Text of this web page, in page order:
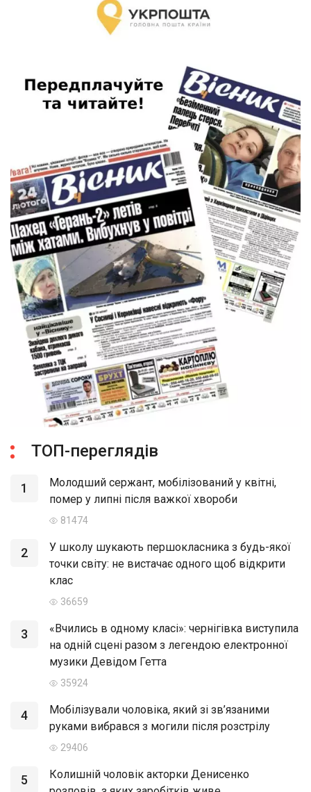
ТОП-переглядів
1
Молодший сержант, мобілізований у квітні,
помер у липні після важкої хвороби
81474
2
У школу шукають першокласника з будь-якої
точки світу: не вистачає одного щоб відкрити
клас
36659
3
«Вчились в одному класі»: чернігівка виступила
на одній сцені разом з легендою електронної
музики Девідом Гетта
35924
4
Мобілізували чоловіка, який зі зв’язаними
руками вибрався з могили після розстрілу
29406
5
Колишній чоловік акторки Денисенко